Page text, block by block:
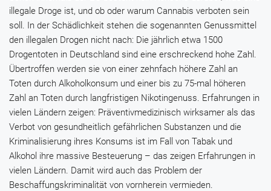
illegale Droge ist, und ob oder warum Cannabis verboten sein
soll. In der Schädlichkeit stehen die sogenannten Genussmittel
den illegalen Drogen nicht nach: Die jährlich etwa 1500
Drogentoten in Deutschland sind eine erschreckend hohe Zahl.
Übertroffen werden sie von einer zehnfach höhere Zahl an
Toten durch Alkoholkonsum und einer bis zu 75-mal höheren
Zahl an Toten durch langfristigen Nikotingenuss. Erfahrungen in
vielen Ländern zeigen: Präventivmedizinisch wirksamer als das
Verbot von gesundheitlich gefährlichen Substanzen und die
Kriminalisierung ihres Konsums ist im Fall von Tabak und
Alkohol ihre massive Besteuerung – das zeigen Erfahrungen in
vielen Ländern. Damit wird auch das Problem der
Beschaffungskriminalität von vornherein vermieden.